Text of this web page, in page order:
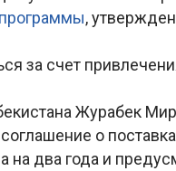
программы,
за счет
Журабек
о
на два года и